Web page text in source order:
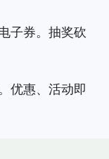
子券。抽奖砍
优惠、活动即